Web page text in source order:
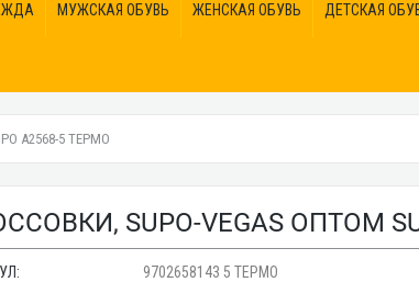
МУЖСКАЯ ОБУВЬ ЖЕНСКАЯ ОБУВЬ ДЕТСКАЯ
A2568-5 ТЕРМО
SUPO-VEGAS ОПТОМ
9702658143 5 ТЕРМО